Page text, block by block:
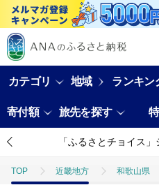
カテゴリ 地域 ランキン
寄付額 旅先を探す
「ふるさとチョイス
TOP 近畿地方 和歌山県